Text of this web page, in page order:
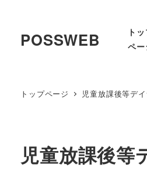
POSSWEB
ト
ペー
トップページ 児童放課後等デ
児童放課後等